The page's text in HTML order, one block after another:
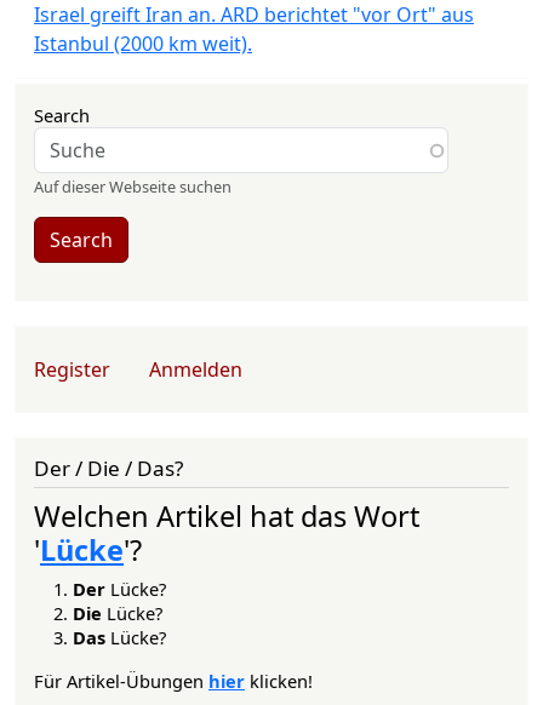
Israel greift Iran an. ARD berichtet "vor Ort" aus
Istanbul (2000 km weit).
Search
Auf dieser Webseite suchen
Search
User account menu
Register Anmelden
Der / Die / Das?
Welchen Artikel hat das Wort
'Lücke'?
Der Lücke?
Die Lücke?
Das Lücke?
Für Artikel-Übungen hier klicken!